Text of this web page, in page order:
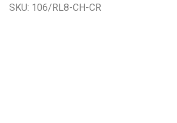
SKU: 106/RL8-CH-CR